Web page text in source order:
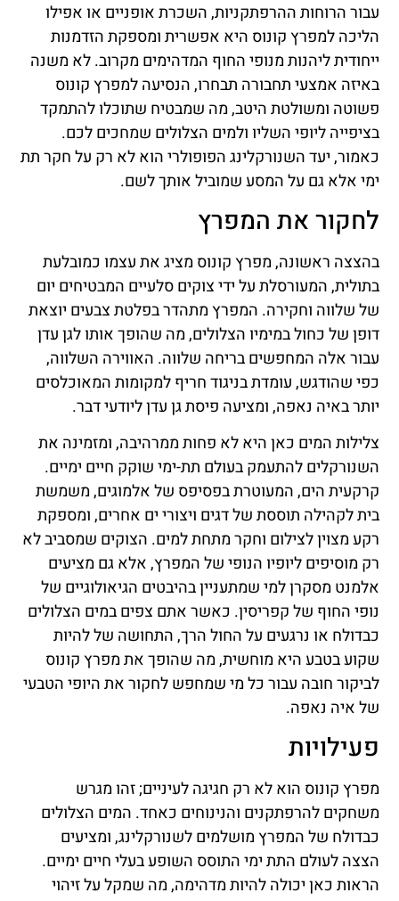
עבור הרוחות ההרפתקניות, השכרת אופניים או אפילו
הליכה למפרץ קונוס היא אפשרית ומספקת הזדמנות
ייחודית ליהנות מנופי החוף המדהימים מקרוב. לא משנה
באיזה אמצעי תחבורה תבחרו, הנסיעה למפרץ קונוס
פשוטה ומשולטת היטב, מה שמבטיח שתוכלו להתמקד
בציפייה ליופי השליו ולמים הצלולים שמחכים לכם.
כאמור, יעד השנורקלינג הפופולרי הוא לא רק על חקר תת
ימי אלא גם על המסע שמוביל אותך לשם.
לחקור את המפרץ
בהצצה ראשונה, מפרץ קונוס מציג את עצמו כמובלעת
בתולית, המעורסלת על ידי צוקים סלעיים המבטיחים יום
של שלווה וחקירה. המפרץ מתהדר בפלטת צבעים יוצאת
דופן של כחול במימיו הצלולים, מה שהופך אותו לגן עדן
עבור אלה המחפשים בריחה שלווה. האווירה השלווה,
כפי שהודגש, עומדת בניגוד חריף למקומות המאוכלסים
יותר באיה נאפה, ומציעה פיסת גן עדן ליודעי דבר.
צלילות המים כאן היא לא פחות ממרהיבה, ומזמינה את
השנורקלים להתעמק בעולם תת-ימי שוקק חיים ימיים.
קרקעית הים, המעוטרת בפסיפס של אלמוגים, משמשת
בית לקהילה תוססת של דגים ויצורי ים אחרים, ומספקת
רקע מצוין לצילום וחקר מתחת למים. הצוקים שמסביב לא
רק מוסיפים ליופיו הנופי של המפרץ, אלא גם מציעים
אלמנט מסקרן למי שמתעניין בהיבטים הגיאולוגיים של
נופי החוף של קפריסין. כאשר אתם צפים במים הצלולים
כבדולח או נרגעים על החול הרך, התחושה של להיות
שקוע בטבע היא מוחשית, מה שהופך את מפרץ קונוס
לביקור חובה עבור כל מי שמחפש לחקור את היופי הטבעי
של איה נאפה.
פעילויות
מפרץ קונוס הוא לא רק חגיגה לעיניים; זהו מגרש
משחקים להרפתקנים והנינוחים כאחד. המים הצלולים
כבדולח של המפרץ מושלמים לשנורקלינג, ומציעים
הצצה לעולם התת ימי התוסס השופע בעלי חיים ימיים.
הראות כאן יכולה להיות מדהימה, מה שמקל על זיהוי